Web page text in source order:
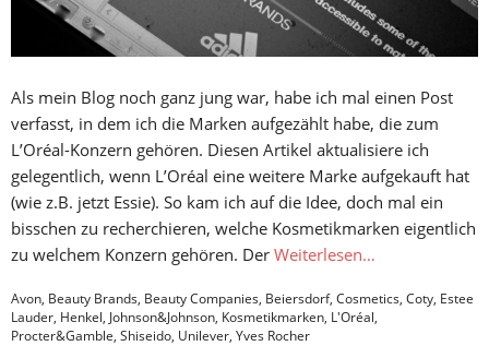
Als mein Blog noch ganz jung war, habe ich mal einen Post
verfasst, in dem ich die Marken aufgezählt habe, die zum
L’Oréal-Konzern gehören. Diesen Artikel aktualisiere ich
gelegentlich, wenn L’Oréal eine weitere Marke aufgekauft hat
(wie z.B. jetzt Essie). So kam ich auf die Idee, doch mal ein
bisschen zu recherchieren, welche Kosmetikmarken eigentlich
zu welchem Konzern gehören. Der Weiterlesen…
Avon, Beauty Brands, Beauty Companies, Beiersdorf, Cosmetics, Coty, Estee
Lauder, Henkel, Johnson&Johnson, Kosmetikmarken, L'Oréal,
Procter&Gamble, Shiseido, Unilever, Yves Rocher